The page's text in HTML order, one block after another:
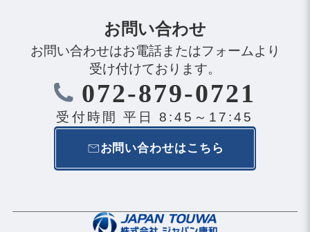
お問い合わせ
お問い合わせはお電話またはフォームより
受け付けております。
072-879-0721
受付時間 平日 8:45～17:45
お問い合わせはこちら